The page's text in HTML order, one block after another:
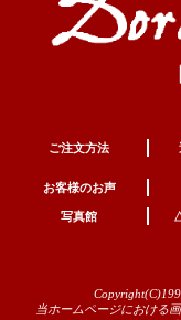
ご注文方法
お客様のお声
写真館
当ホームページにおける